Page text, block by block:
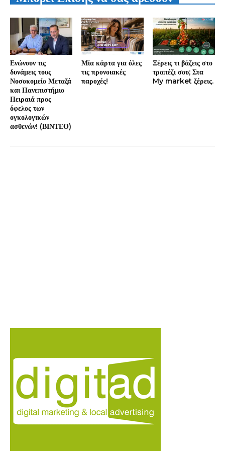
Ενώνουν τις
δυνάμεις τους
Νοσοκομείο Μεταξά
και Πανεπιστήμιο
Πειραιά προς
όφελος των
ογκολογικών
ασθενών! (ΒΙΝΤΕΟ)
Μία κάρτα για όλες
τις προνοιακές
παροχές!
Ξέρεις τι βάζεις στο
τραπέζι σου; Στα
My market ξέρεις.